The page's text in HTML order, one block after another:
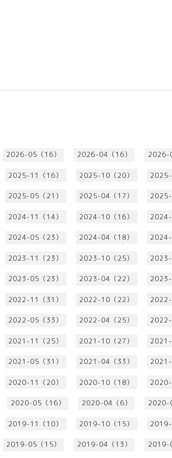
2026-05（16） 2026-04（16） 2026-
2025-11（16） 2025-10（20） 2025-
2025-05（21） 2025-04（17） 2025-
2024-11（14） 2024-10（16） 2024-
2024-05（23） 2024-04（18） 2024-
2023-11（23） 2023-10（25） 2023-
2023-05（23） 2023-04（22） 2023-
2022-11（31） 2022-10（22） 2022-
2022-05（33） 2022-04（25） 2022-
2021-11（25） 2021-10（27） 2021-
2021-05（31） 2021-04（33） 2021-
2020-11（20） 2020-10（18） 2020-
2020-05（16） 2020-04（6） 2020-
2019-11（10） 2019-10（15） 2019-
2019-05（15） 2019-04（13） 2019-